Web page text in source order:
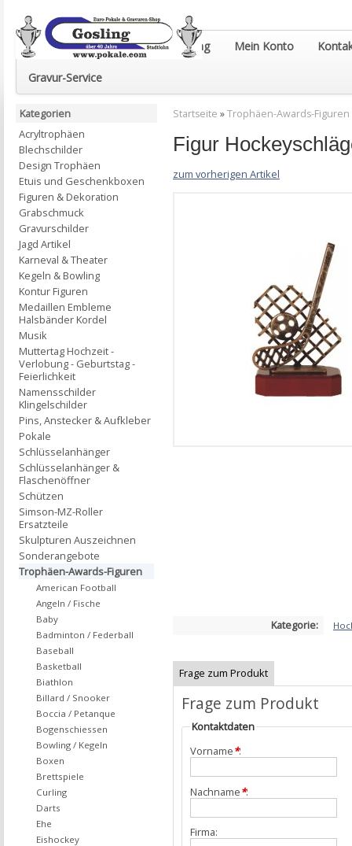
Euro-Pokale & Gravur-Shop Gosling Mein Konto
Gravur-Service
Startseite »Trophäen-Awards-Figuren
Figur
zum vorherigen Artikel
Kategorie:
Frage zum Produkt
Frage zum Produkt
Kontaktdaten
Vorname*:
Nachname*:
Firma:
Kategorien
Acryltrophäen
Blechschilder
Design Trophäen
Etuis und Geschenkboxen
Figuren & Dekoration
Grabschmuck
Gravurschilder
Jagd Artikel
Karneval & Theater
Kegeln & Bowling
Kontur Figuren
Medaillen Embleme
Halsbänder Kordel
Musik
Muttertag Hochzeit -
Verlobung - Geburtstag -
Feierlichkeit
Namensschilder
Klingelschilder
Pins, Anstecker & Aufkleber
Pokale
Schlüsselanhänger
Schlüsselanhänger &
Flaschenöffner
Schützen
Simson-MZ-Roller
Ersatzteile
Skulpturen Auszeichnen
Sonderangebote
Trophäen-Awards-Figuren
American Football
Angeln / Fische
Baby
Badminton / Federball
Baseball
Basketball
Biathlon
Billard / Snooker
Boccia / Petanque
Bogenschiessen
Bowling / Kegeln
Boxen
Brettspiele
Curling
Darts
Ehe
Eishockey